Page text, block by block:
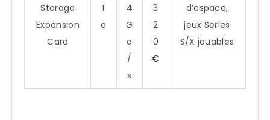
Storage
Expansion
Card
T
o
4
G
o
/
s
3
2
0
€
d’espace,
jeux Series
S/X jouables